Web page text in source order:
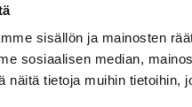
sisällön ja mainosten
sosiaalisen median,
näitä tietoja muihin tietoihin,